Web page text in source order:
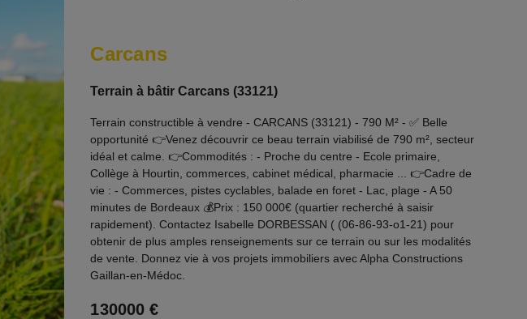
Carcans
Terrain à bâtir Carcans (33121)
Terrain constructible à vendre - CARCANS (33121) - 790 M² - ✅ Belle
opportunité 👉Venez découvrir ce beau terrain viabilisé de 790 m², secteur
idéal et calme. 👉Commodités : - Proche du centre - Ecole primaire,
Collège à Hourtin, commerces, cabinet médical, pharmacie ... 👉Cadre de
vie : - Commerces, pistes cyclables, balade en foret - Lac, plage - A 50
minutes de Bordeaux 💰Prix : 150 000€ (quartier recherché à saisir
rapidement). Contactez Isabelle DORBESSAN ( (06-86-93-o1-21) pour
obtenir de plus amples renseignements sur ce terrain ou sur les modalités
de vente. Donnez vie à vos projets immobiliers avec Alpha Constructions
Gaillan-en-Médoc.
130000 €